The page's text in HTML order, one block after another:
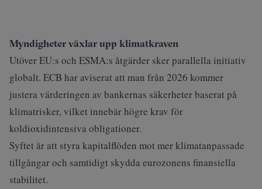
Myndigheter växlar upp klimatkraven
Utöver EU:s och ESMA:s åtgärder sker parallella initiativ
globalt. ECB har aviserat att man från 2026 kommer
justera värderingen av bankernas säkerheter baserat på
klimatrisker, vilket innebär högre krav för
koldioxidintensiva obligationer.
Syftet är att styra kapitalflöden mot mer klimatanpassade
tillgångar och samtidigt skydda eurozonens finansiella
stabilitet.